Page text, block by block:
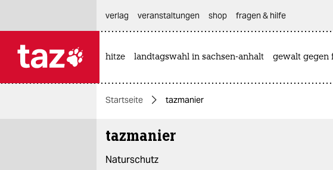
themen
politik
öko
verlag
veranstaltungen shop fragen & hilfe
hitze landtagswahl in sachsen-anhalt gewalt gegen
Startseite tazmanier
tazmanier
Naturschutz